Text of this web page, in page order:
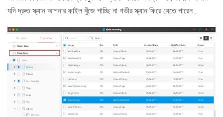
যদি দ্রুত স্ক্যান আপনার ফাইল খুঁজে পাচ্ছি না গভীর স্ক্যান ফিরে যেতে পারেন ..